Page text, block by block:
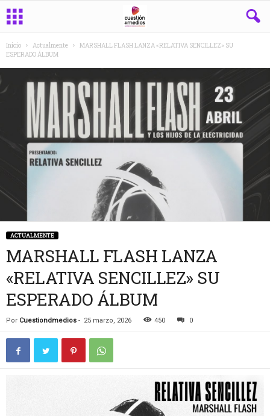
Inicio Actualmente
MARSHALL FLASH LANZA «RELATIVA SENCILLEZ» SU
ESPERADO ÁLBUM
ACTUALMENTE
MARSHALL FLASH LANZA
«RELATIVA SENCILLEZ» SU
ESPERADO ÁLBUM
Por Cuestiondmedios - 25 marzo, 2026 450 0